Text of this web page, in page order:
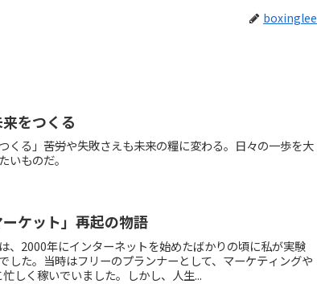
boxinglee
をつくる
くる」――苦労や失敗さえも未来の糧に変わる。日々の一歩を大
いものだ。
ケット」再起の物語
、2000年にインターネットを始めたばかりの頃に私が実験
した。当時はフリーのプランナーとして、マーケティングや
しく稼いでいました。しかし、人生...